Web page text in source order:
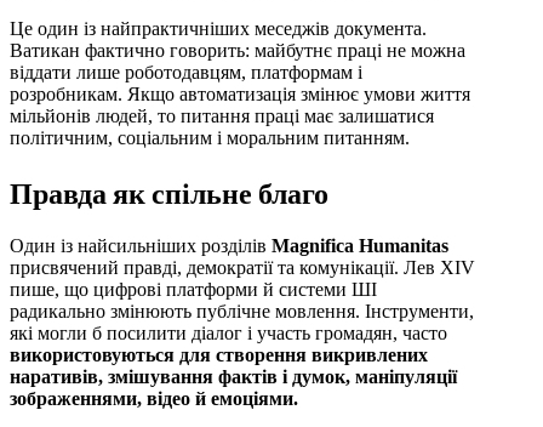
Це один із найпрактичніших меседжів документа.
Ватикан фактично говорить: майбутнє праці не можна
віддати лише роботодавцям, платформам і
розробникам. Якщо автоматизація змінює умови життя
мільйонів людей, то питання праці має залишатися
політичним, соціальним і моральним питанням.
Правда як спільне благо
Один із найсильніших розділів Magnifica Humanitas
присвячений правді, демократії та комунікації. Лев XIV
пише, що цифрові платформи й системи ШІ
радикально змінюють публічне мовлення. Інструменти,
які могли б посилити діалог і участь громадян, часто
використовуються для створення викривлених
наративів, змішування фактів і думок, маніпуляції
зображеннями, відео й емоціями.